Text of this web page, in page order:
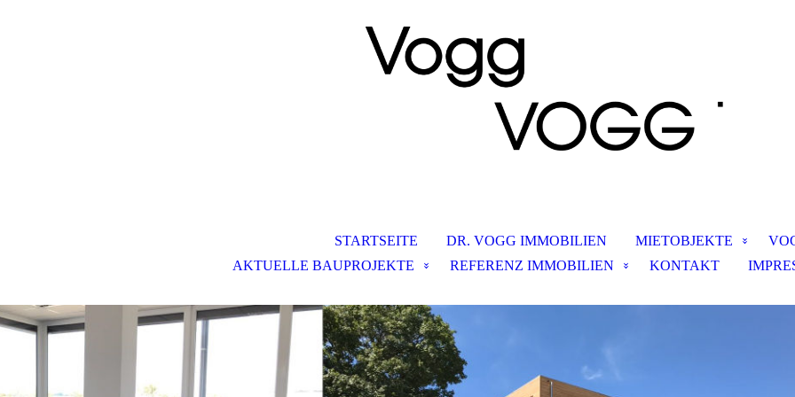
STARTSEITE DR. VOGG IMMOBILIEN MIETOBJEKTE
AKTUELLE BAUPROJEKTE
REFERENZ IMMOBILIEN KONTAKT